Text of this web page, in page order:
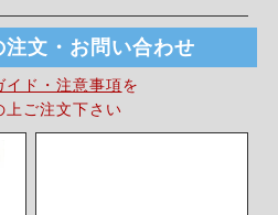
注文・お問い合わせ
イド・注意事項を
上ご注文下さい